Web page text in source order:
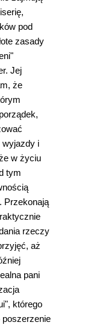
pod
zasady
Jej
że
wyjazdy i
w życiu
tym
Przekonają
rzeczy
aż
pani
którego
poszerzenie